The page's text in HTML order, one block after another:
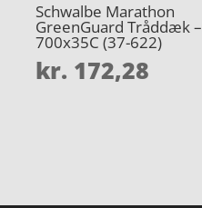
Schwalbe Marathon
GreenGuard Tråddæk –
700x35C (37-622)
kr. 172,28